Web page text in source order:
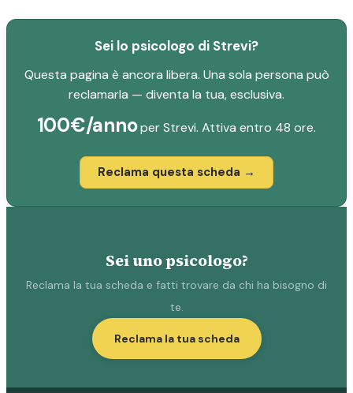
Sei lo psicologo di Strevi?
Questa pagina è ancora libera. Una sola persona può
reclamarla — diventa la tua, esclusiva.
100€/annoper Strevi. Attiva entro 48 ore.
Reclama questa scheda →
Sei uno psicologo?
Reclama la tua scheda e fatti trovare da chi ha bisogno di
te.
Reclama la tua scheda